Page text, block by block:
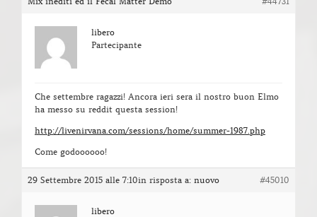
libero
Partecipante
Che settembre ragazzi! Ancora ieri sera il nostro buon Elmo
ha messo su reddit questa session!
http://livenirvana.com/sessions/home/summer-1987.php
Come godoooooo!
29 Settembre 2015 alle 7:10in risposta a: nuovo #45010
libero